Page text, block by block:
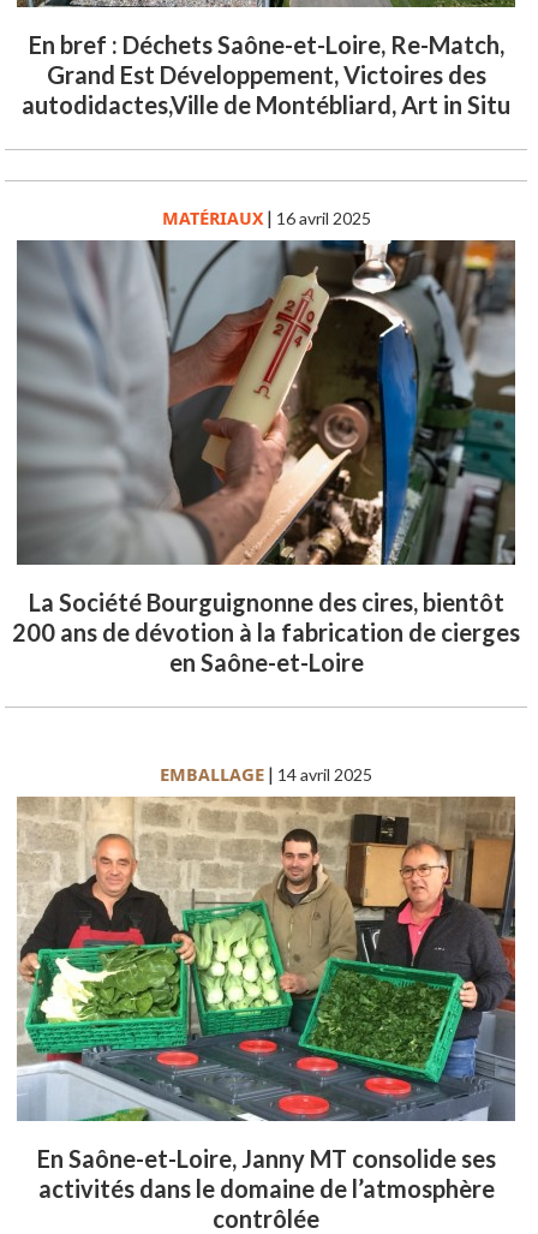
En bref : Déchets Saône-et-Loire, Re-Match,
Grand Est Développement, Victoires des
autodidactes,Ville de Montébliard, Art in Situ
MATÉRIAUX| 16 avril 2025
La Société Bourguignonne des cires, bientôt
200 ans de dévotion à la fabrication de cierges
en Saône-et-Loire
EMBALLAGE | 14 avril 2025
En Saône-et-Loire, Janny MT consolide ses
activités dans le domaine de l’atmosphère
contrôlée